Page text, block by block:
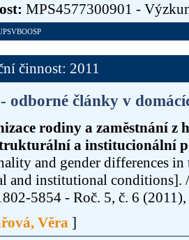
MPS4577300901 -
činnost: 2011
- odborné články v
rodiny a zaměstnání z
a institucionální
and gender differences
and institutional conditions].
5854 - Roč. 5, č. 6 (2011),
Věra ]